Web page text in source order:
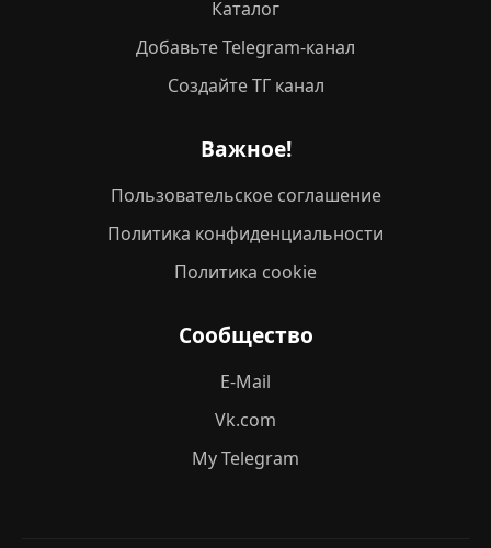
Каталог
Добавьте Telegram-канал
Создайте ТГ канал
Важное!
Пользовательское соглашение
Политика конфиденциальности
Политика cookie
Сообщество
E-Mail
Vk.com
My Telegram